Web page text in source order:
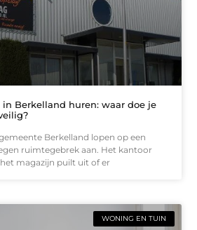
Berkelland huren: waar doe je
Berkelland lopen op een
ruimtegebrek aan. Het kantoor
magazijn puilt uit of er
WONING EN TUIN